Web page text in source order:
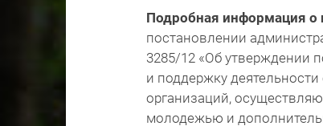
Подробная информация о
постановлении
3285/12 «Об утверждении
и поддержку
организаций,
молодежью и